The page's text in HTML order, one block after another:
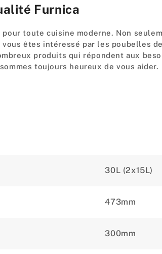
Furnica
toute cuisine moderne. Non
êtes intéressé par les poubelles
produits qui répondent aux
toujours heureux de vous aider.
30L (2x15L)
473mm
300mm